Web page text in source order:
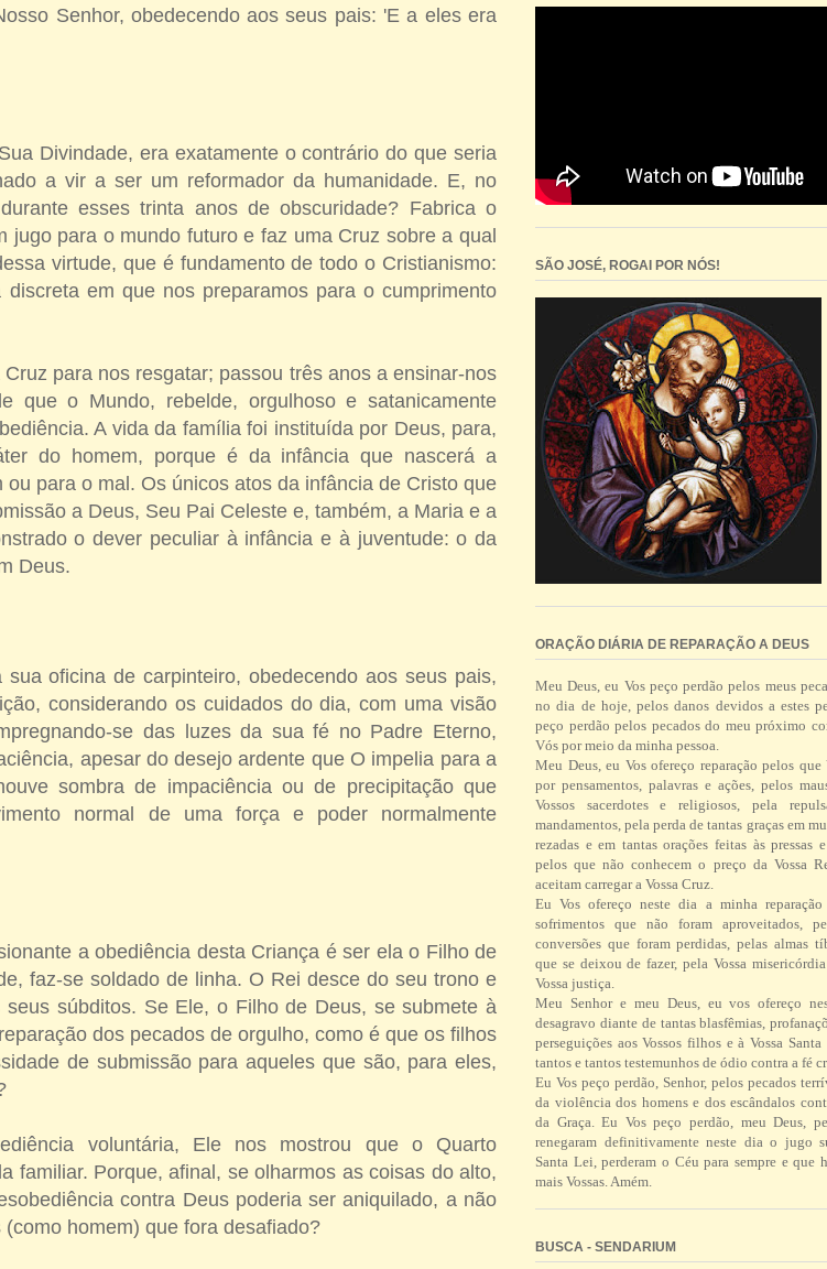
Senhor, obedecendo aos seus pais: 'E a eles era
Divindade, era exatamente o contrário do que seria
a vir a ser um reformador da humanidade. E, no
esses trinta anos de obscuridade? Fabrica o
jugo para o mundo futuro e faz uma Cruz sobre a qual
virtude, que é fundamento de todo o Cristianismo:
em que nos preparamos para o cumprimento
para nos resgatar; passou três anos a ensinar-nos
que o Mundo, rebelde, orgulhoso e satanicamente
A vida da família foi instituída por Deus, para,
do homem, porque é da infância que nascerá a
para o mal. Os únicos atos da infância de Cristo que
a Deus, Seu Pai Celeste e, também, a Maria e a
o dever peculiar à infância e à juventude: o da
Deus.
oficina de carpinteiro, obedecendo aos seus pais,
considerando os cuidados do dia, com uma visão
se das luzes da sua fé no Padre Eterno,
apesar do desejo ardente que O impelia para a
sombra de impaciência ou de precipitação que
normal de uma força e poder normalmente
a obediência desta Criança é ser ela o Filho de
faz-se soldado de linha. O Rei desce do seu trono e
súbditos. Se Ele, o Filho de Deus, se submete à
dos pecados de orgulho, como é que os filhos
de submissão para aqueles que são, para eles,
voluntária, Ele nos mostrou que o Quarto
familiar. Porque, afinal, se olharmos as coisas do alto,
contra Deus poderia ser aniquilado, a não
homem) que fora desafiado?
SÃO JOSÉ, ROGAI POR NÓS!
ORAÇÃO DIÁRIA DE REPARAÇÃO A DEUS
Meu Deus, eu Vos peço perdão pelos meus
no dia de hoje, pelos danos devidos a estes
peço perdão pelos pecados do meu próximo
Vós por meio da minha pessoa.
Meu Deus, eu Vos ofereço reparação pelos que
por pensamentos, palavras e ações, pelos
Vossos sacerdotes e religiosos, pela
mandamentos, pela perda de tantas graças em
rezadas e em tantas orações feitas às pressas
pelos que não conhecem o preço da Vossa
aceitam carregar a Vossa Cruz.
Eu Vos ofereço neste dia a minha
sofrimentos que não foram aproveitados,
conversões que foram perdidas, pelas almas
que se deixou de fazer, pela Vossa
Vossa justiça.
Meu Senhor e meu Deus, eu vos ofereço
desagravo diante de tantas blasfêmias,
perseguições aos Vossos filhos e à Vossa
tantos e tantos testemunhos de ódio contra a fé
Eu Vos peço perdão, Senhor, pelos pecados
da violência dos homens e dos escândalos
da Graça. Eu Vos peço perdão, meu Deus,
renegaram definitivamente neste dia o jugo
Santa Lei, perderam o Céu para sempre e que
mais Vossas. Amém.
BUSCA - SENDARIUM